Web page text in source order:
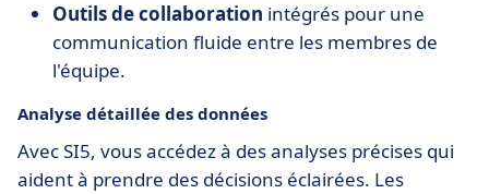
Outils de collaboration intégrés pour une
communication fluide entre les membres de
l'équipe.
Analyse détaillée des données
Avec SI5, vous accédez à des analyses précises qui
aident à prendre des décisions éclairées. Les